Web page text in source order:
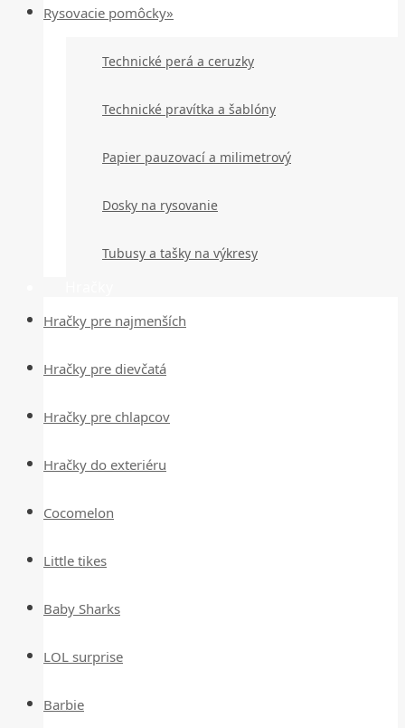
Rysovacie pomôcky»
Technické perá a ceruzky
Technické pravítka a šablóny
Papier pauzovací a milimetrový
Dosky na rysovanie
Tubusy a tašky na výkresy
Hračky pre najmenších
Hračky pre dievčatá
Hračky pre chlapcov
Hračky do exteriéru
Cocomelon
Little tikes
Baby Sharks
LOL surprise
Barbie